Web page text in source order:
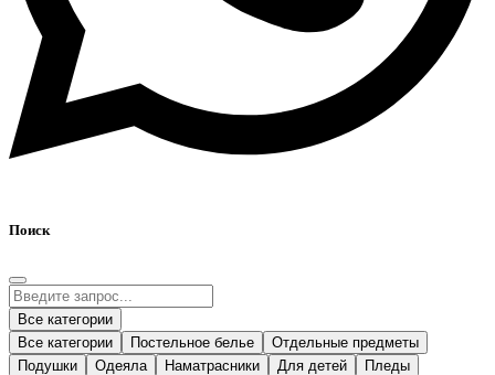
Поиск
Все категории
Все категории
Постельное белье
Отдельные предметы
Подушки
Одеяла Наматрасники Для детей
Пледы